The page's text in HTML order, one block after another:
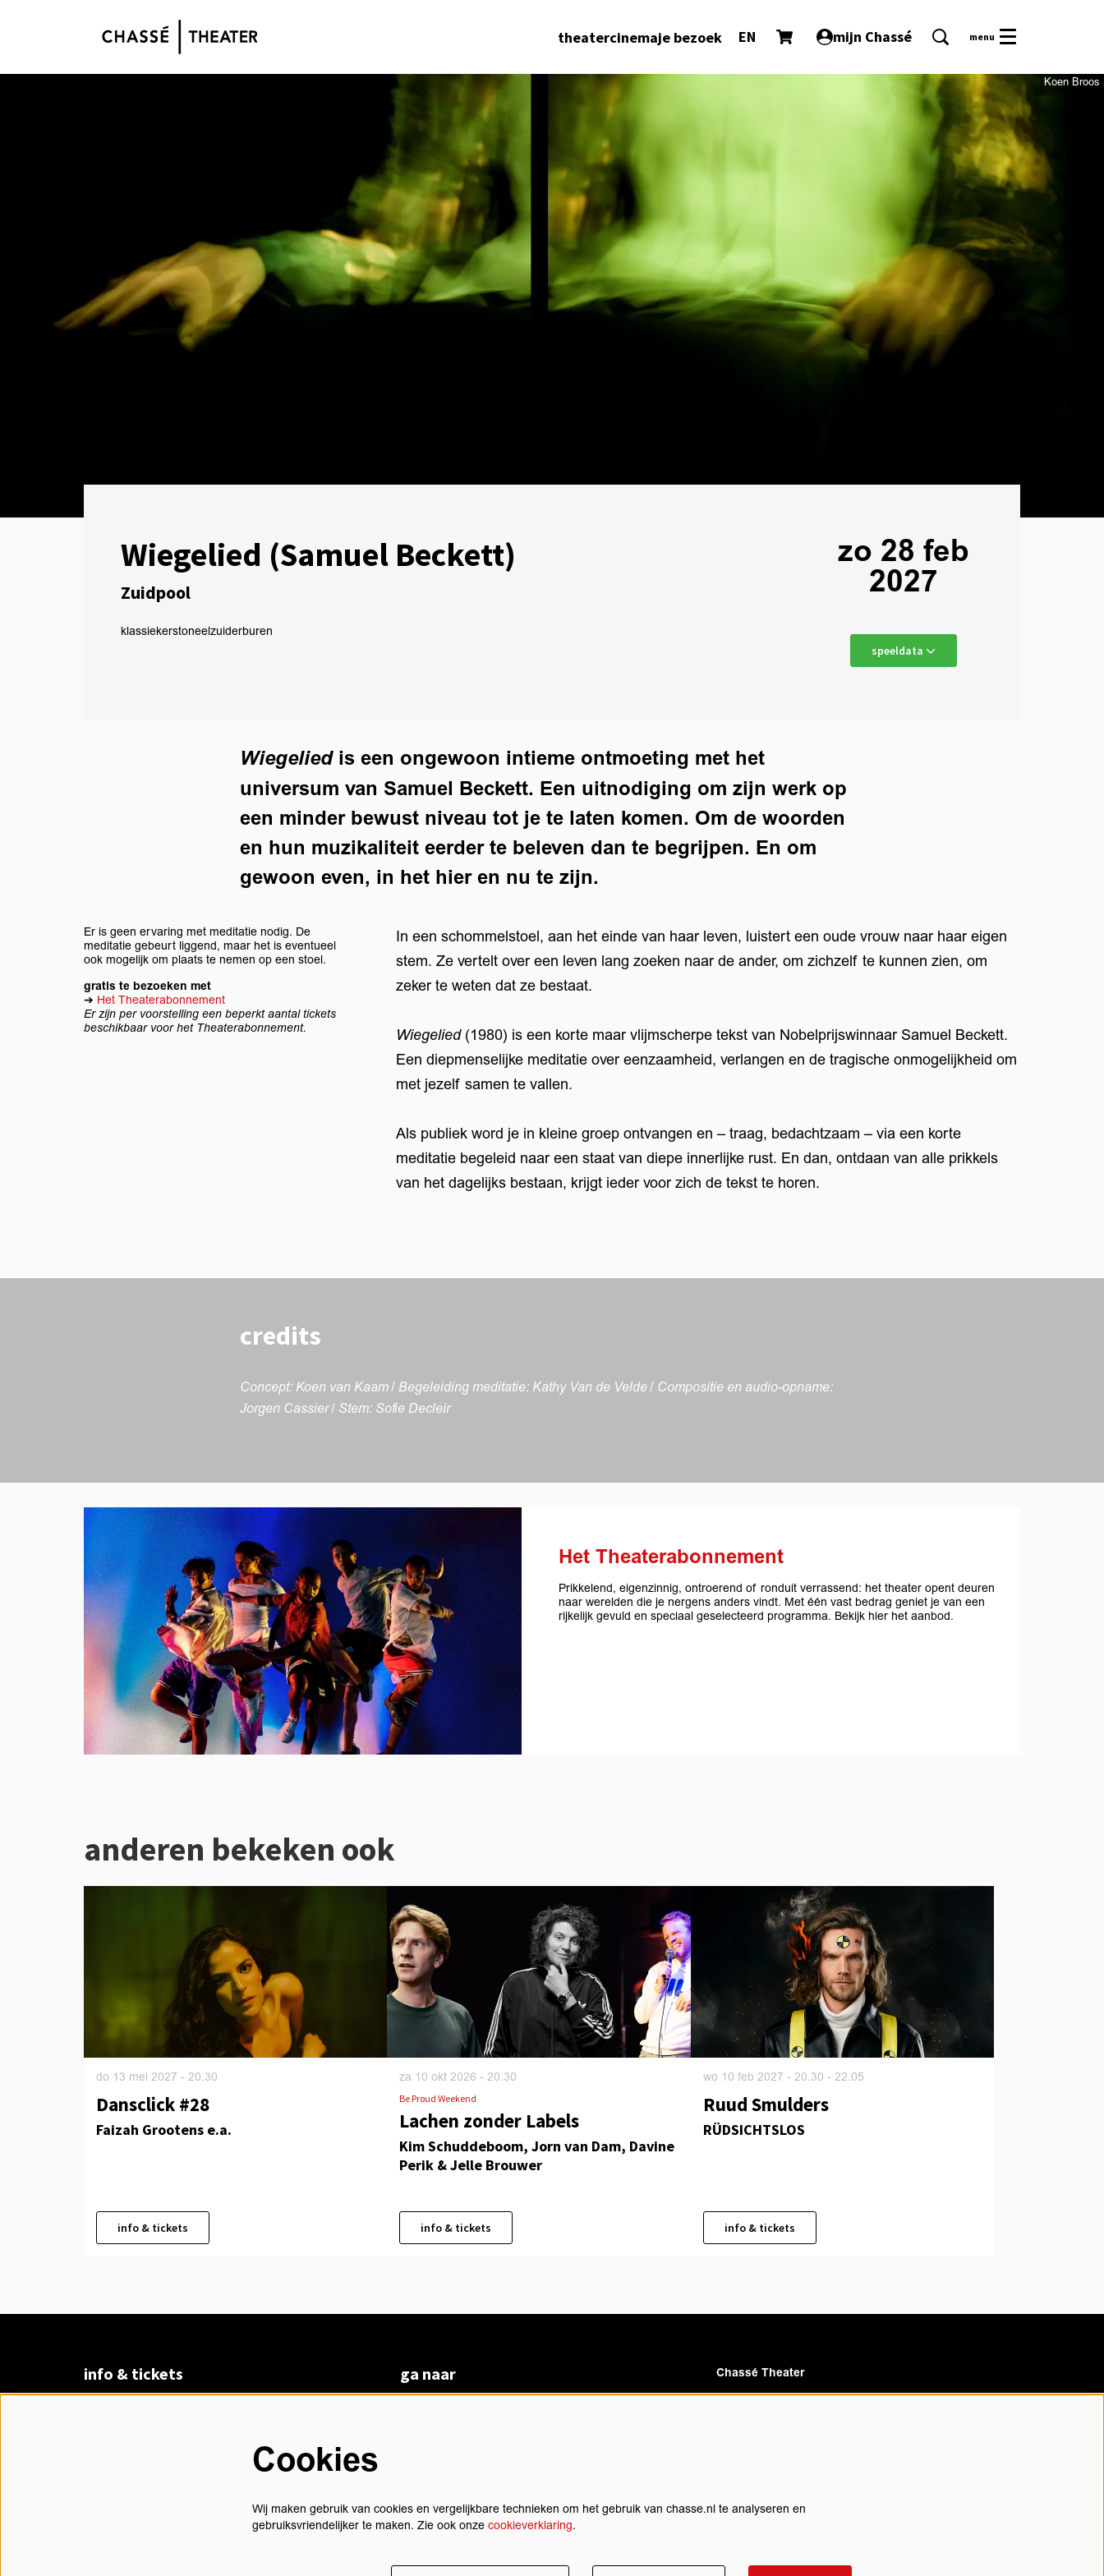
theatercinemaje bezoek EN mijn Chassé menu
Koen Broos
Wiegelied (Samuel Beckett)
Zuidpool
klassiekerstoneelzuiderburen
zo 28 feb
2027
speeldata
Wiegeliedis een ongewoon intieme ontmoeting met het
universum van Samuel Beckett. Een uitnodiging om zijn werk op
een minder bewust niveau tot je te laten komen. Om de woorden
en hun muzikaliteit eerder te beleven dan te begrijpen. En om
gewoon even, in het hier en nu te zijn.
In een schommelstoel, aan het einde van haar leven, luistert een oude vrouw naar haar eigen
stem. Ze vertelt over een leven lang zoeken naar de ander, om zichzelf te kunnen zien, om
zeker te weten dat ze bestaat.
Wiegelied (1980) is een korte maar vlijmscherpe tekst van Nobelprijswinnaar Samuel Beckett.
Een diepmenselijke meditatie over eenzaamheid, verlangen en de tragische onmogelijkheid om
met jezelf samen te vallen.
Als publiek word je in kleine groep ontvangen en – traag, bedachtzaam – via een korte
meditatie begeleid naar een staat van diepe innerlijke rust. En dan, ontdaan van alle prikkels
van het dagelijks bestaan, krijgt ieder voor zich de tekst te horen.
Er is geen ervaring met meditatie nodig. De
meditatie gebeurt liggend, maar het is eventueel
ook mogelijk om plaats te nemen op een stoel.
gratis te bezoeken met
➔ Het Theaterabonnement
Er zijn per voorstelling een beperkt aantal tickets
beschikbaar voor het Theaterabonnement.
credits
Concept: Koen van Kaam / Begeleiding meditatie: Kathy Van de Velde / Compositie en audio-opname:
Jorgen Cassier / Stem: Sofie Decleir
Het Theaterabonnement
Prikkelend, eigenzinnig, ontroerend of ronduit verrassend: het theater opent deuren
naar werelden die je nergens anders vindt. Met één vast bedrag geniet je van een
rijkelijk gevuld en speciaal geselecteerd programma. Bekijk hier het aanbod.
anderen bekeken ook
Dansclick #28
Faizah Grootens e.a.
do 13 mei 2027 - 20.30
info & tickets
Lachen zonder Labels
Kim Schuddeboom, Jorn van Dam, Davine
Perik & Jelle Brouwer
Be Proud Weekend
za 10 okt 2026- 20.30
info & tickets
Ruud Smulders
RÜDSICHTSLOS
wo 10 feb 2027 - 20.30 - 22.05
info & tickets
info & tickets ga naar
cookieverklaring
algemene voorwaarden
contact
Chassé Theater
Cookies
Wij maken gebruik van cookies en vergelijkbare technieken om het gebruik van chasse.nl te analyseren en
gebruiksvriendelijker te maken. Zie ook onze cookieverklaring.